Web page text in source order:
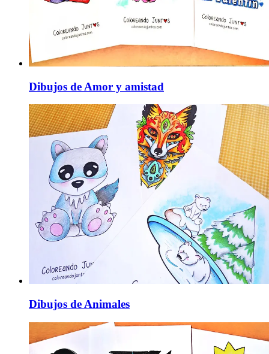
Dibujos de Amor y amistad
Dibujos de Animales